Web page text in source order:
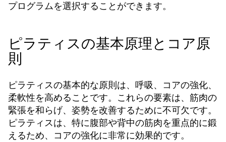
プログラムを選択することができます。
ピラティスの基本原理とコア原
則
ピラティスの基本的な原則は、呼吸、コアの強化、
柔軟性を高めることです。これらの要素は、筋肉の
緊張を和らげ、姿勢を改善するために不可欠です。
ピラティスは、特に腹部や背中の筋肉を重点的に鍛
えるため、コアの強化に非常に効果的です。